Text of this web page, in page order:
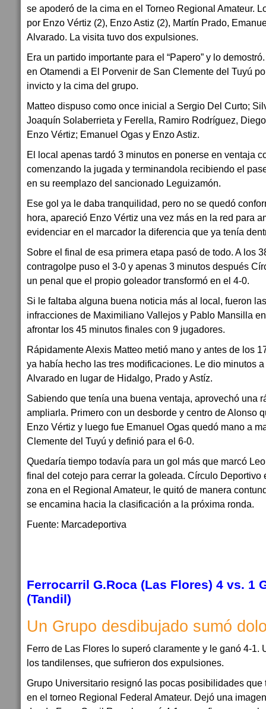
se apoderó de la cima en el Torneo Regional Amateur.
por Enzo Vértiz (2), Enzo Astiz (2), Martín Prado,
Alvarado. La visita tuvo dos expulsiones.
Era un partido importante para el “Papero” y lo
en Otamendi a El Porvenir de San Clemente del Tuyú
invicto y la cima del grupo.
Matteo dispuso como once inicial a Sergio Del Curto;
Joaquín Solaberrieta y Ferella, Ramiro Rodríguez,
Enzo Vértiz; Emanuel Ogas y Enzo Astiz.
El local apenas tardó 3 minutos en ponerse en ventaja
comenzando la jugada y terminandola recibiendo el
en su reemplazo del sancionado Leguizamón.
Ese gol ya le daba tranquilidad, pero no se quedó
hora, apareció Enzo Vértiz una vez más en la red para
evidenciar en el marcador la diferencia que ya tenía
Sobre el final de esa primera etapa pasó de todo. A los
contragolpe puso el 3-0 y apenas 3 minutos después
un penal que el propio goleador transformó en el 4-0.
Si le faltaba alguna buena noticia más al local, fueron
infracciones de Maximiliano Vallejos y Pablo Mansilla
afrontar los 45 minutos finales con 9 jugadores.
Rápidamente Alexis Matteo metió mano y antes de los
ya había hecho las tres modificaciones. Le dio minutos
Alvarado en lugar de Hidalgo, Prado y Astíz.
Sabiendo que tenía una buena ventaja, aprovechó una
ampliarla. Primero con un desborde y centro de Alonso
Enzo Vértiz y luego fue Emanuel Ogas quedó mano a
Clemente del Tuyú y definió para el 6-0.
Quedaría tiempo todavía para un gol más que marcó
final del cotejo para cerrar la goleada. Círculo Deportivo
zona en el Regional Amateur, le quitó de manera
se encamina hacia la clasificación a la próxima ronda.
Fuente: Marcadeportiva
Ferrocarril G.Roca (Las Flores) 4 vs. 1
(Tandil)
Un Grupo desdibujado sumó
Ferro de Las Flores lo superó claramente y le ganó 4-1.
los tandilenses, que sufrieron dos expulsiones.
Grupo Universitario resignó las pocas posibilidades que
en el torneo Regional Federal Amateur. Dejó una